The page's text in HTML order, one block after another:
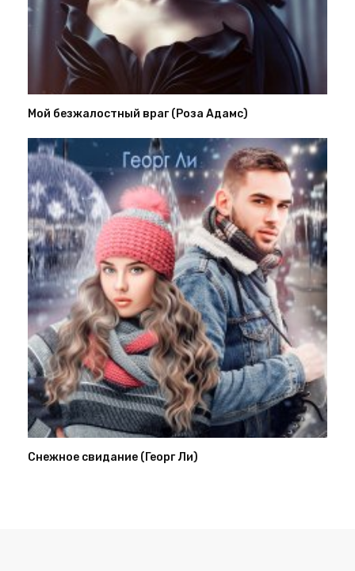
Мой безжалостный враг (Роза Адамс)
Снежное свидание (Георг Ли)